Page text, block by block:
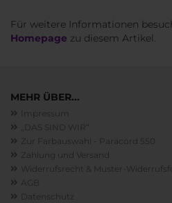
Für weitere Informationen
Homepage zu diesem Artikel.
MEHR ÜBER...
Impressum
„DAS SIND WIR“
Zur Farbauswahl - Paracord 550
Zahlung und Versand
Widerrufsrecht & Muster-
AGB
Datenschutz